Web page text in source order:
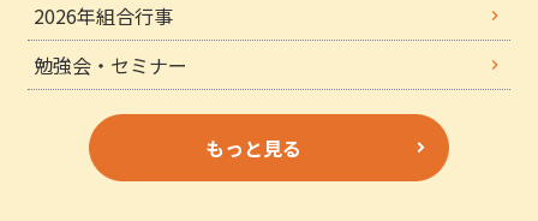
2026年組合行事
勉強会・セミナー
もっと見る